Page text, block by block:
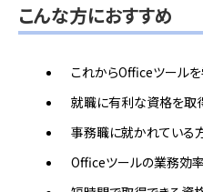
こんな方におすすめ
これからOfficeツール
就職に有利な資格を取
事務職に就かれている
Officeツールの業務効